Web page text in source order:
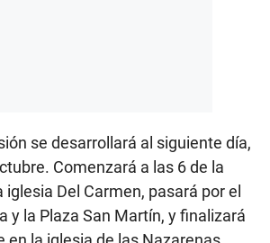
se desarrollará al siguiente día,
Comenzará a las 6 de la
Del Carmen, pasará por el
y la Plaza San Martín, y finalizará